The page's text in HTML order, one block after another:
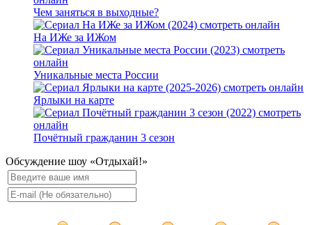
Чем заняться в выходные?
На ИЖе за ИЖом
Уникальные места России
Ярлыки на карте
Почётный гражданин 3 сезон
Обсуждение шоу «Отдыхай!»